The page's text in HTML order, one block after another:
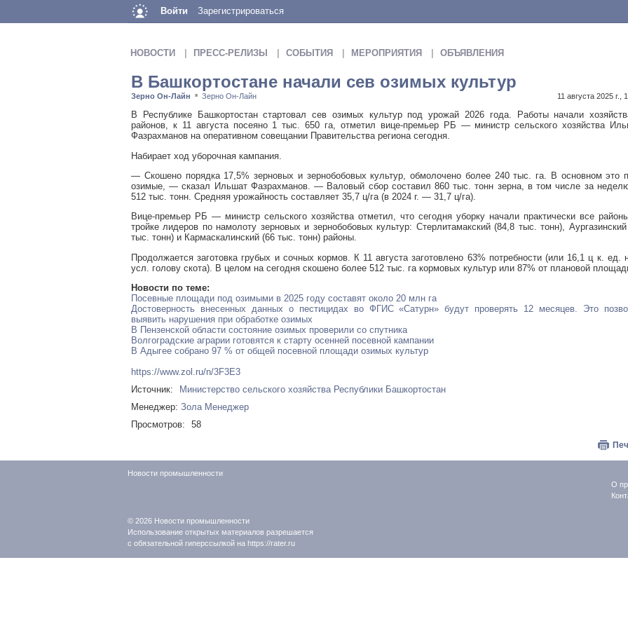
Войти Зарегистрироваться
НОВОСТИ ПРЕСС-РЕЛИЗЫ СОБЫТИЯ МЕРОПРИЯТИЯ ОБЪЯВЛЕНИЯ
В Башкортостане начали сев озимых культур
Зерно Он-Лайн ■ Зерно Он-Лайн 11 августа 2025 г.,
В Республике Башкортостан стартовал сев озимых культур под урожай 2026 года. Работы начали
районов, к 11 августа посеяно 1 тыс. 650 га, отметил вице-премьер РБ — министр сельского хозяйства
Фазрахманов на оперативном совещании Правительства региона сегодня.
Набирает ход уборочная кампания.
— Скошено порядка 17,5% зерновых и зернобобовых культур, обмолочено более 240 тыс. га. В основном это
озимые, — сказал Ильшат Фазрахманов. — Валовый сбор составил 860 тыс. тонн зерна, в том числе за
512 тыс. тонн. Средняя урожайность составляет 35,7 ц/га (в 2024 г. — 31,7 ц/га).
Вице-премьер РБ — министр сельского хозяйства отметил, что сегодня уборку начали практически все
тройке лидеров по намолоту зерновых и зернобобовых культур: Стерлитамакский (84,8 тыс. тонн),
тыс. тонн) и Кармаскалинский (66 тыс. тонн) районы.
Продолжается заготовка грубых и сочных кормов. К 11 августа заготовлено 63% потребности (или 16,1 ц к. ед.
усл. голову скота). В целом на сегодня скошено более 512 тыс. га кормовых культур или 87% от плановой
Новости по теме:
Посевные площади под озимыми в 2025 году составят около 20 млн га
Достоверность внесенных данных о пестицидах во ФГИС «Сатурн» будут проверять 12 месяцев. Это
выявить нарушения при обработке озимых
В Пензенской области состояние озимых проверили со спутника
Волгоградские аграрии готовятся к старту осенней посевной кампании
В Адыгее собрано 97 % от общей посевной площади озимых культур
https://www.zol.ru/n/3F3E3
Источник:
Министерство сельского хозяйства Республики Башкортостан
Менеджер: Зола Менеджер
Просмотров:
58
Новости промышленности
© 2026 Новости промышленности
Использование открытых материалов разрешается
с обязательной гиперссылкой на https://rater.ru
О